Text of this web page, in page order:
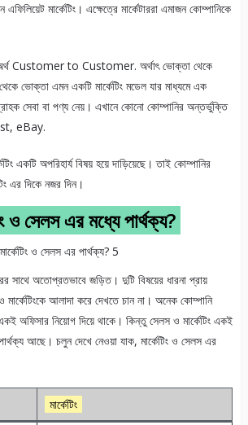
মার্কেটিং। এক্ষেত্রে মার্কেটাররা এমাজন কোম্পানিকে
Customer to Customer. অর্থাৎ ভোক্তা থেকে
ভোক্তা এমন একটি মার্কেটিং মডেল যার মাধ্যমে এক
সেবা বা পণ্য নেয়। এখানে কোনো কোম্পানির অন্তর্ভুক্তি
eBay.
একটি অপরিহার্য বিষয় হয়ে দাড়িয়েছে। তাই কোম্পানির
এর দিকে নজর দিন।
ও সেলস এর মধ্যে পার্থক্য?
সাথে অতোপ্রতভাবে জড়িত। দুটি বিষয়ের ধারনা প্রায়
আলাদা করে দেখতে চান না। অনেক কোম্পানি
অফিসার নিয়োগ দিয়ে থাকে। কিন্তু সেলস ও মার্কেটিং একই
আছে। চলুন দেখে নেওয়া যাক, মার্কেটিং ও সেলস এর
মার্কেটিং